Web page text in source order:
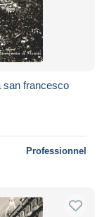
san francesco
Professionnel